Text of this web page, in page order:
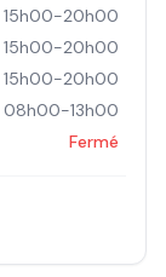
20h00
20h00
20h00
08h00-13h00
Fermé